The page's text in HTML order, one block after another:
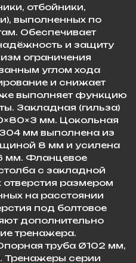
отбойники,
выполненных по
Обеспечивает
и защиту
ограничения
углом хода
и снижает
выполняет функцию
Закладная (гильза)
мм. Цокольная
мм выполнена из
8 мм и усилена
мм. Фланцевое
с закладной
отверстия размером
на расстоянии
под болтовое
дополнительно
тренажера.
труба Ø102 мм,
Тренажеры серии